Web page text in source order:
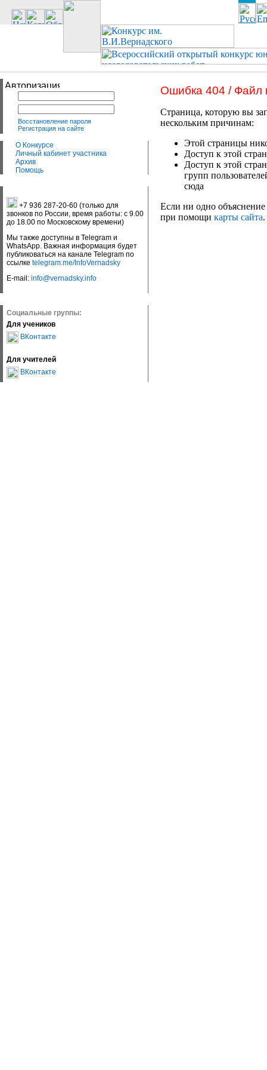
Восстановление пароля
Регистрация на сайте
О Конкурсе
Личный кабинет участника
Архив
Помощь
+7 936 287-20-60 (только для
звонков по России, время работы: с 9.00
до 18.00 по Московскому времени)
Мы также доступны в Telegram и
WhatsApp. Важная информация будет
публиковаться на канале Telegram по
ссылке telegram.me/InfoVernadsky
E-mail: info@vernadsky.info
Социальные группы:
Для учеников
ВКонтакте
Для учителей
ВКонтакте
Ошибка 404 / Файл
Страница, которую вы
нескольким причинам:
Этой страницы
Доступ к этой
Доступ к этой
групп
сюда
Если ни одно объяснение
при помощи карты сайта.